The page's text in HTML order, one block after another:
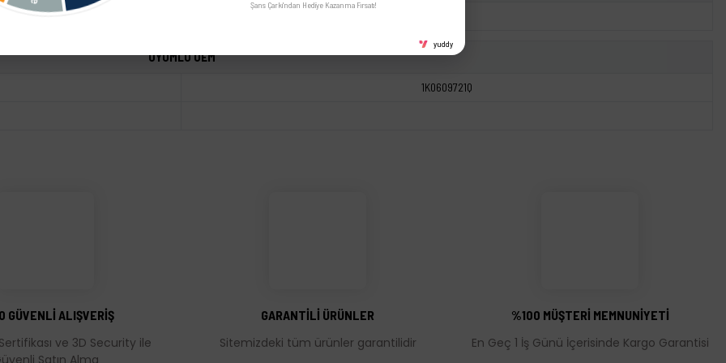
UYUMLU OEM
1K0609721Q
GÜVENLİ ALIŞVERİŞ
ve 3D Security ile
Satın Alma
GARANTİLİ ÜRÜNLER
Sitemizdeki tüm ürünler garantilidir
%100 MÜŞTERİ MEMNUNİYETİ
En Geç 1 İş Günü İçerisinde Kargo Garantisi
Şans Çarkı'ndan Hediye Kazanma Fırsatı!
yuddy